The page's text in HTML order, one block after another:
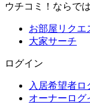
ウチコミ！ならで
お部屋リクエ
大家サーチ
ログイン
入居希望者ロ
オーナーログ